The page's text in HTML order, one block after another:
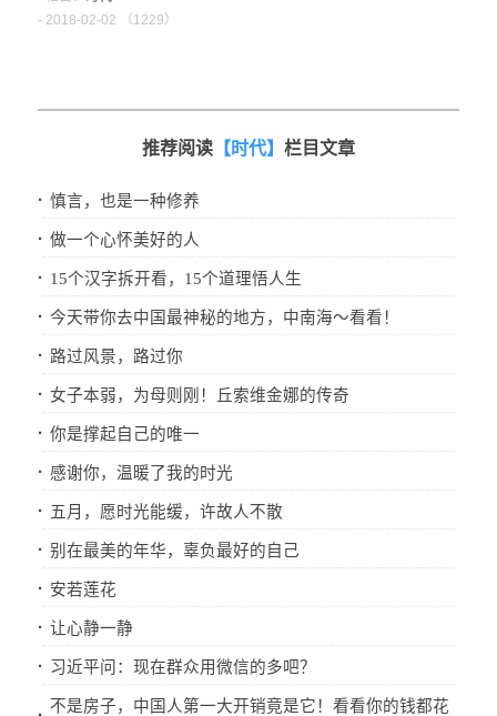
- 2018-02-02 （1229）
推荐阅读 【时代】 栏目文章
· 慎言，也是一种修养
· 做一个心怀美好的人
· 15个汉字拆开看，15个道理悟人生
· 今天带你去中国最神秘的地方，中南海～看看！
· 路过风景，路过你
· 女子本弱，为母则刚！丘索维金娜的传奇
· 你是撑起自己的唯一
· 感谢你，温暖了我的时光
· 五月，愿时光能缓，许故人不散
· 别在最美的年华，辜负最好的自己
· 安若莲花
· 让心静一静
· 习近平问：现在群众用微信的多吧？
不是房子，中国人第一大开销竟是它！看看你的钱都花